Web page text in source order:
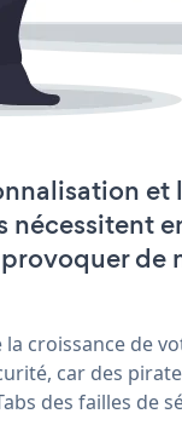
nécessitent
de
la croissance de
car des
des failles de